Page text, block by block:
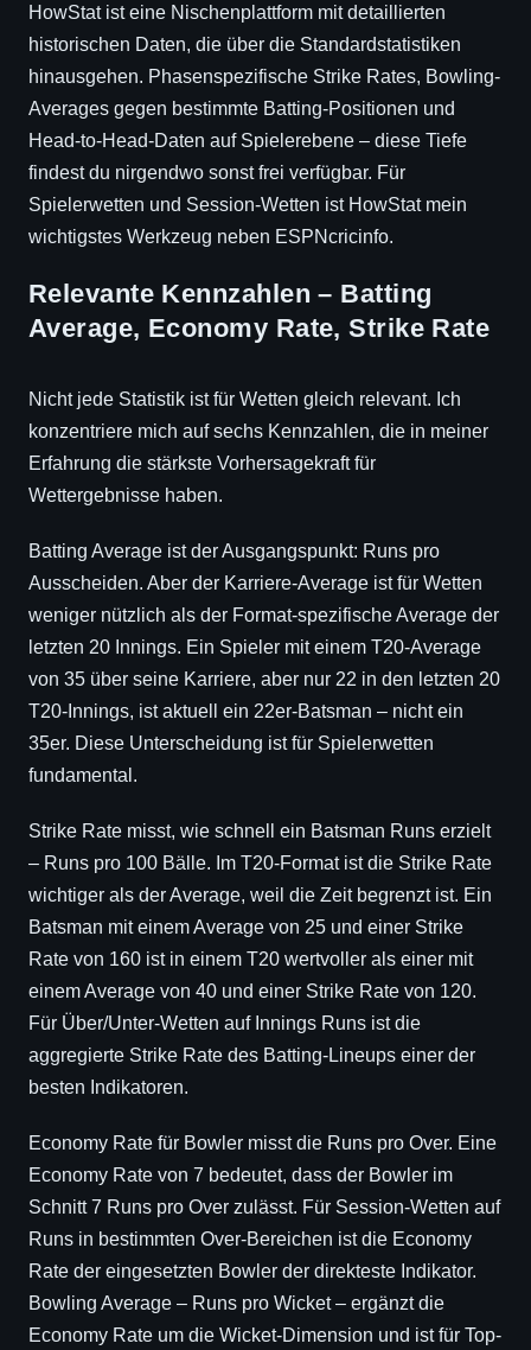
HowStat ist eine Nischenplattform mit detaillierten
historischen Daten, die über die Standardstatistiken
hinausgehen. Phasenspezifische Strike Rates, Bowling-
Averages gegen bestimmte Batting-Positionen und
Head-to-Head-Daten auf Spielerebene – diese Tiefe
findest du nirgendwo sonst frei verfügbar. Für
Spielerwetten und Session-Wetten ist HowStat mein
wichtigstes Werkzeug neben ESPNcricinfo.
Relevante Kennzahlen – Batting
Average, Economy Rate, Strike Rate
Nicht jede Statistik ist für Wetten gleich relevant. Ich
konzentriere mich auf sechs Kennzahlen, die in meiner
Erfahrung die stärkste Vorhersagekraft für
Wettergebnisse haben.
Batting Average ist der Ausgangspunkt: Runs pro
Ausscheiden. Aber der Karriere-Average ist für Wetten
weniger nützlich als der Format-spezifische Average der
letzten 20 Innings. Ein Spieler mit einem T20-Average
von 35 über seine Karriere, aber nur 22 in den letzten 20
T20-Innings, ist aktuell ein 22er-Batsman – nicht ein
35er. Diese Unterscheidung ist für Spielerwetten
fundamental.
Strike Rate misst, wie schnell ein Batsman Runs erzielt
– Runs pro 100 Bälle. Im T20-Format ist die Strike Rate
wichtiger als der Average, weil die Zeit begrenzt ist. Ein
Batsman mit einem Average von 25 und einer Strike
Rate von 160 ist in einem T20 wertvoller als einer mit
einem Average von 40 und einer Strike Rate von 120.
Für Über/Unter-Wetten auf Innings Runs ist die
aggregierte Strike Rate des Batting-Lineups einer der
besten Indikatoren.
Economy Rate für Bowler misst die Runs pro Over. Eine
Economy Rate von 7 bedeutet, dass der Bowler im
Schnitt 7 Runs pro Over zulässt. Für Session-Wetten auf
Runs in bestimmten Over-Bereichen ist die Economy
Rate der eingesetzten Bowler der direkteste Indikator.
Bowling Average – Runs pro Wicket – ergänzt die
Economy Rate um die Wicket-Dimension und ist für Top-